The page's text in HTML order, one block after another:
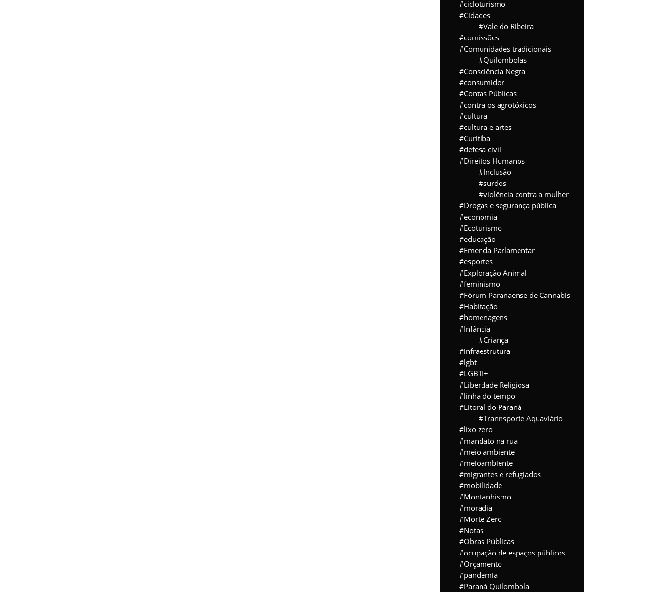
cicloturismo
Cidades
Vale do Ribeira
comissões
Comunidades tradicionais
Quilombolas
Consciência Negra
consumidor
Contas Públicas
contra os agrotóxicos
cultura
cultura e artes
Curitiba
defesa civil
Direitos Humanos
Inclusão
surdos
violência contra a mulher
Drogas e segurança pública
economia
Ecoturismo
educação
Emenda Parlamentar
esportes
Exploração Animal
feminismo
Fórum Paranaense de Cannabis
Habitação
homenagens
Infância
Criança
infraestrutura
lgbt
LGBTI+
Liberdade Religiosa
linha do tempo
Litoral do Paraná
Trannsporte Aquaviário
lixo zero
mandato na rua
meio ambiente
meioambiente
migrantes e refugiados
mobilidade
Montanhismo
moradia
Morte Zero
Notas
Obras Públicas
ocupação de espaços públicos
Orçamento
pandemia
Paraná Quilombola